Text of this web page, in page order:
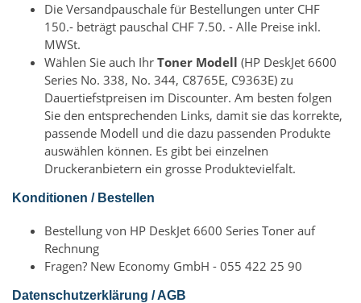
Die Versandpauschale für Bestellungen unter CHF
150.- beträgt pauschal CHF 7.50. - Alle Preise inkl.
MWSt.
Wählen Sie auch Ihr Toner Modell (HP DeskJet 6600
Series No. 338, No. 344, C8765E, C9363E) zu
Dauertiefstpreisen im Discounter. Am besten folgen
Sie den entsprechenden Links, damit sie das korrekte,
passende Modell und die dazu passenden Produkte
auswählen können. Es gibt bei einzelnen
Druckeranbietern ein grosse Produktevielfalt.
Konditionen / Bestellen
Bestellung von HP DeskJet 6600 Series Toner auf
Rechnung
Fragen? New Economy GmbH - 055 422 25 90
Datenschutzerklärung / AGB